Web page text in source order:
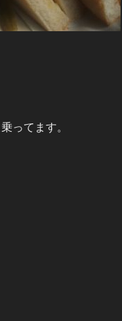
ってます。